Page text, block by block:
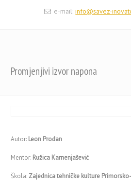
e-mail:info@savez-
Promjenjivi izvor napona
Autor: Leon Prodan
Mentor: Ružica Kamenjašević
Škola: Zajednica tehničke kulture